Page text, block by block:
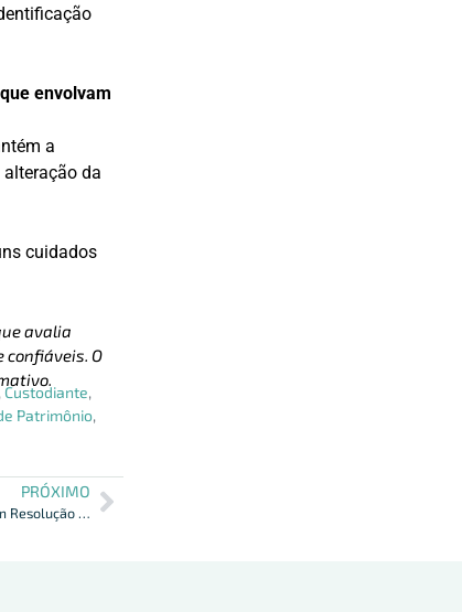
envolvam
a
da
cuidados
avalia
O
,Custodiante,
Patrimônio,
PRÓXIMO
“Podcast explora Avanço da ESG e Cripto com Resolução CVM 175/22”